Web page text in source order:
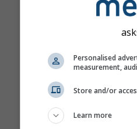
Personalised
measurement,
Store and/or
Learn more